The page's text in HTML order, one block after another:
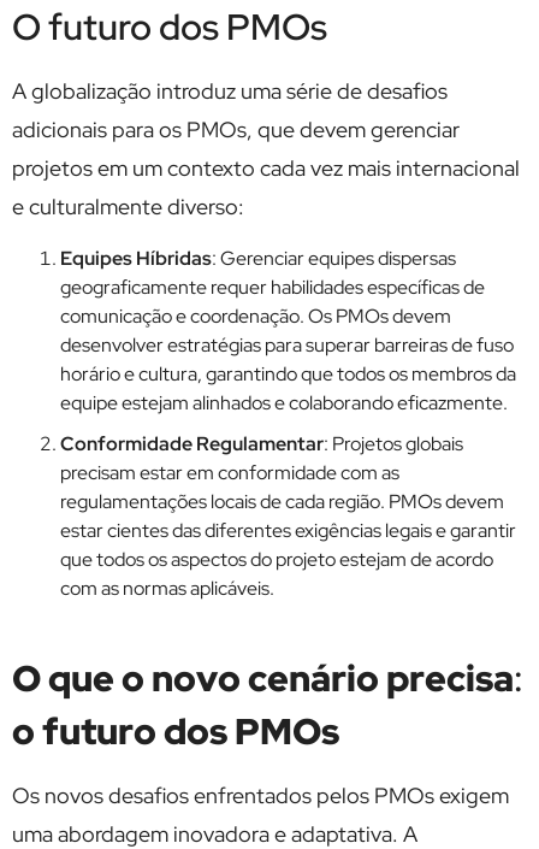
O futuro dos PMOs
A globalização introduz uma série de desafios
adicionais para os PMOs, que devem gerenciar
projetos em um contexto cada vez mais internacional
e culturalmente diverso:
Equipes Híbridas: Gerenciar equipes dispersas
geograficamente requer habilidades específicas de
comunicação e coordenação. Os PMOs devem
desenvolver estratégias para superar barreiras de fuso
horário e cultura, garantindo que todos os membros da
equipe estejam alinhados e colaborando eficazmente.
Conformidade Regulamentar: Projetos globais
precisam estar em conformidade com as
regulamentações locais de cada região. PMOs devem
estar cientes das diferentes exigências legais e garantir
que todos os aspectos do projeto estejam de acordo
com as normas aplicáveis.
O que o novo cenário precisa:
o futuro dos PMOs
Os novos desafios enfrentados pelos PMOs exigem
uma abordagem inovadora e adaptativa. A